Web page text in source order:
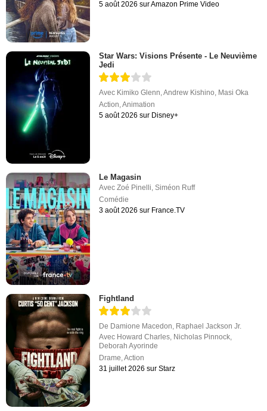
5 août 2026 sur Amazon Prime Video
Star Wars: Visions Présente - Le Neuvième
Jedi
Avec Kimiko Glenn ,Andrew Kishino Masi Oka
Action ,Animation
5 août 2026 sur Disney+
Le Magasin
AvecZoé Pinelli,Siméon Ruff
Comédie
3 août 2026 sur France.TV
Fightland
De Damione Macedon, Raphael Jackson Jr.
Avec Howard Charles, Nicholas Pinnock,
Deborah Ayorinde
Drame,Action
31 juillet 2026 sur Starz